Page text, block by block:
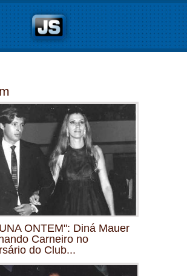
ONTEM": Diná Mauer
Carneiro no
do Club...